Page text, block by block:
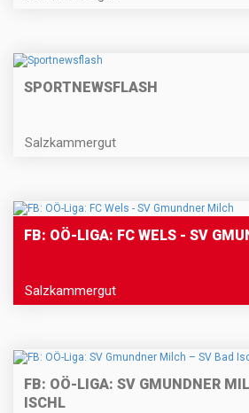
SPORTNEWSFLASH
Salzkammergut
FB: OÖ-LIGA: FC WELS - SV
Salzkammergut
FB: OÖ-LIGA: SV GMUNDNER
ISCHL